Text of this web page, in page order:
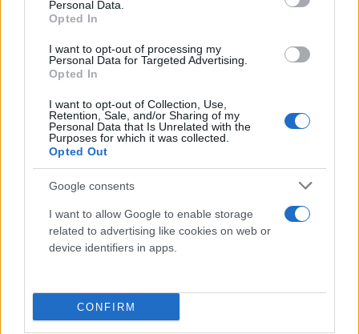
Personal Data.
Opted In
I want to opt-out of processing my
Personal Data for Targeted Advertising.
Opted In
I want to opt-out of Collection, Use,
Retention, Sale, and/or Sharing of my
Personal Data that Is Unrelated with the
Purposes for which it was collected.
Opted Out
Google consents
I want to allow Google to enable storage
related to advertising like cookies on web or
device identifiers in apps.
CONFIRM
FLASH FOCUS